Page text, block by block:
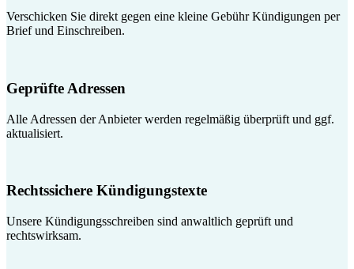
Verschicken Sie direkt gegen eine kleine Gebühr Kündigungen per
Brief und Einschreiben.
Geprüfte Adressen
Alle Adressen der Anbieter werden regelmäßig überprüft und ggf.
aktualisiert.
Rechtssichere Kündigungstexte
Unsere Kündigungsschreiben sind anwaltlich geprüft und
rechtswirksam.